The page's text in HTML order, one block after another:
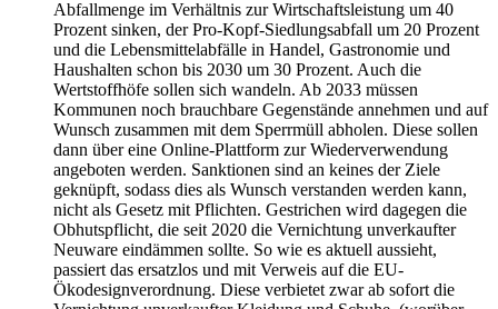
Abfallmenge im Verhältnis zur Wirtschaftsleistung um 40
Prozent sinken, der Pro-Kopf-Siedlungsabfall um 20 Prozent
und die Lebensmittelabfälle in Handel, Gastronomie und
Haushalten schon bis 2030 um 30 Prozent. Auch die
Wertstoffhöfe sollen sich wandeln. Ab 2033 müssen
Kommunen noch brauchbare Gegenstände annehmen und auf
Wunsch zusammen mit dem Sperrmüll abholen. Diese sollen
dann über eine Online-Plattform zur Wiederverwendung
angeboten werden. Sanktionen sind an keines der Ziele
geknüpft, sodass dies als Wunsch verstanden werden kann,
nicht als Gesetz mit Pflichten. Gestrichen wird dagegen die
Obhutspflicht, die seit 2020 die Vernichtung unverkaufter
Neuware eindämmen sollte. So wie es aktuell aussieht,
passiert das ersatzlos und mit Verweis auf die EU-
Ökodesignverordnung. Diese verbietet zwar ab sofort die